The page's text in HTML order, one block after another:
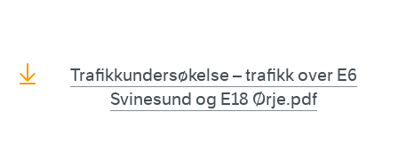
Trafikkundersøkelse – trafikk over E6
Svinesund og E18 Ørje.pdf